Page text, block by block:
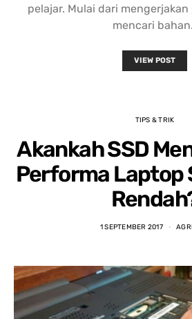
pelajar. Mulai dari
mencari
VIEW POST
TIPS & TRIK
Akankah SSD
Performa Laptop
1 SEPTEMBER 2017